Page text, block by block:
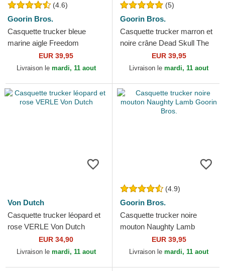
(4.6)
Goorin Bros.
Casquette trucker bleue
marine aigle Freedom
Truckin The Farm Goorin
Bros.
EUR 39,95
Livraison le mardi, 11 aout
(5)
Goorin Bros.
Casquette trucker marron et
noire crâne Dead Skull The
Farm Goorin Bros.
EUR 39,95
Livraison le mardi, 11 aout
Von Dutch
Casquette trucker léopard et
rose VERLE Von Dutch
EUR 34,90
Livraison le mardi, 11 aout
(4.9)
Goorin Bros.
Casquette trucker noire
mouton Naughty Lamb
Goorin Bros.EUR 39,95
Livraison le mardi, 11 aout